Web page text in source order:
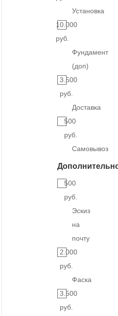
Установка
10.000
руб.
Фундамент
(доп)
3.500
руб.
Доставка
500
руб.
Самовывоз
500
руб.
Эскиз
на
почту
2.000
руб.
Фаска
3.500
руб.